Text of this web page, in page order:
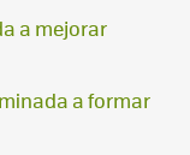
a mejorar
a formar